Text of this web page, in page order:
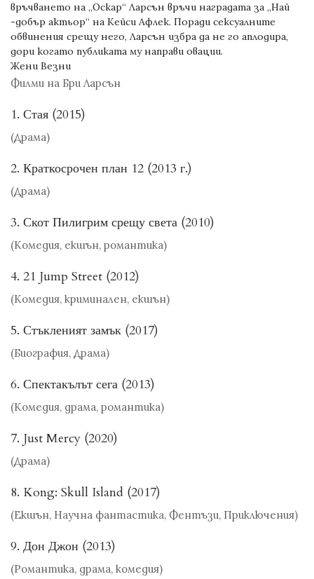
връчването на „Оскар“ Ларсън връчи наградата за „Най
-добър актьор“ на Кейси Афлек. Поради сексуалните
обвинения срещу него, Ларсън избра да не го аплодира,
дори когато публиката му направи овации.
Жени Везни
Филми на Бри Ларсън
1. Стая (2015)
(Драма)
2. Краткосрочен план 12 (2013 г.)
(Драма)
3. Скот Пилигрим срещу света (2010)
(Комедия, екшън, романтика)
4. 21 Jump Street (2012)
(Комедия, криминален, екшън)
5. Стъкленият замък (2017)
(Биография, Драма)
6. Спектакълът сега (2013)
(Комедия, драма, романтика)
7. Just Mercy (2020)
(Драма)
8. Kong: Skull Island (2017)
(Екшън, Научна фантастика, Фентъзи, Приключения)
9. Дон Джон (2013)
(Романтика, драма, комедия)